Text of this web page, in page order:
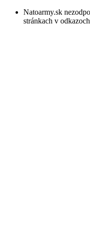
Natoarmy.sk
stránkach v odkazoch